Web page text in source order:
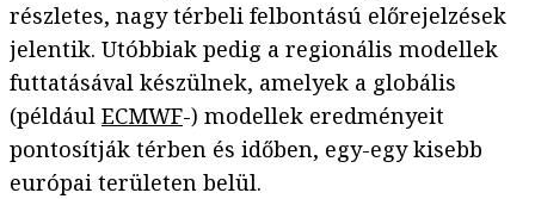
részletes, nagy térbeli felbontású előrejelzések
jelentik. Utóbbiak pedig a regionális modellek
futtatásával készülnek, amelyek a globális
(például ECMWF-) modellek eredményeit
pontosítják térben és időben, egy-egy kisebb
európai területen belül.